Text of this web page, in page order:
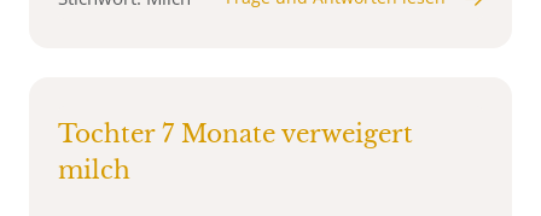
Tochter 7 Monate verweigert
milch